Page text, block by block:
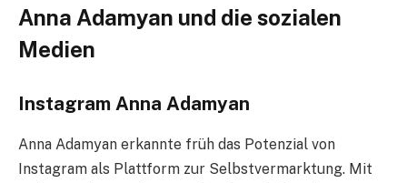
Anna Adamyan und die sozialen
Medien
Instagram Anna Adamyan
Anna Adamyan erkannte früh das Potenzial von
Instagram als Plattform zur Selbstvermarktung. Mit